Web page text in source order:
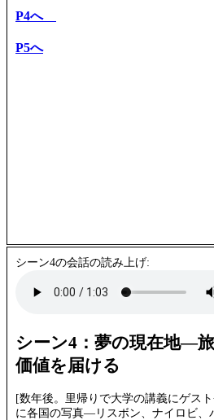
P4へ
P5へ
シーン4の会話の読み上げ:
シーン4：夢の現在地—
価値を届ける
[数年後。里帰りで大学の講義にゲス
に各国の写真—リスボン、ナイロビ、